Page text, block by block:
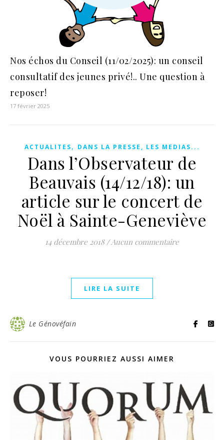
Nos échos du Conseil (11/02/2025): un conseil
consultatif des jeunes privé!.. Une question à
reposer!
17 février 2025
ACTUALITES, DANS LA PRESSE, LES MEDIAS...
Dans l’Observateur de
Beauvais (14/12/18): un
article sur le concert de
Noël à Sainte-Geneviève
14 décembre 2018 / Aucun commentaire
LIRE LA SUITE
Le Génovéfain
VOUS POURRIEZ AUSSI AIMER